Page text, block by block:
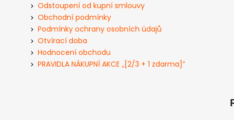
Odstoupení od kupní smlouvy
Obchodní podmínky
Podmínky ochrany osobních údajů
Otvírací doba
Hodnocení obchodu
PRAVIDLA NÁKUPNÍ AKCE „[2/3 + 1 zdarma]”